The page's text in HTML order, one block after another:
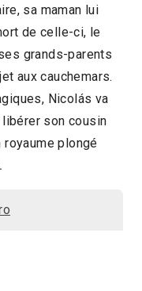
sa maman lui
de celle-ci, le
grands-parents
aux cauchemars.
Nicolás va
libérer son cousin
plongé